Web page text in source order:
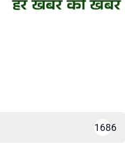
1686